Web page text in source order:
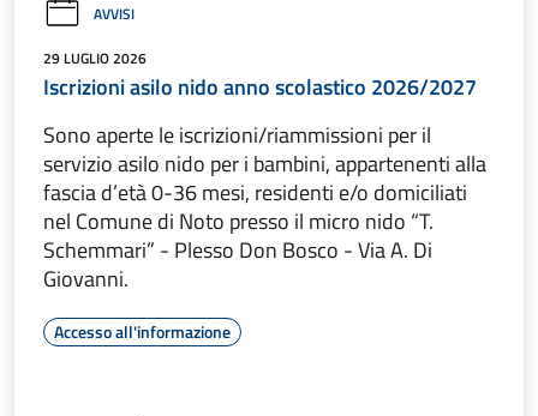
AVVISI
29 LUGLIO 2026
Iscrizioni asilo nido anno scolastico 2026/2027
Sono aperte le iscrizioni/riammissioni per il
servizio asilo nido per i bambini, appartenenti alla
fascia d’età 0-36 mesi, residenti e/o domiciliati
nel Comune di Noto presso il micro nido “T.
Schemmari” - Plesso Don Bosco - Via A. Di
Giovanni.
Accesso all'informazione